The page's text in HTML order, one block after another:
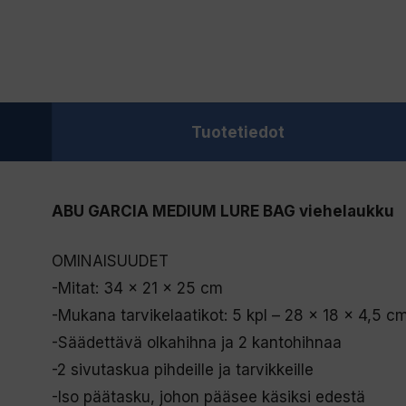
Tuotetiedot
ABU GARCIA MEDIUM LURE BAG viehelaukku
OMINAISUUDET
-Mitat: 34 x 21 x 25 cm
-Mukana tarvikelaatikot: 5 kpl – 28 x 18 x 4,5
-Säädettävä olkahihna ja 2 kantohihnaa
-2 sivutaskua pihdeille ja tarvikkeille
-Iso päätasku, johon pääsee käsiksi edestä